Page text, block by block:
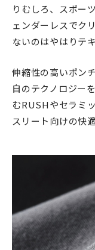
りむしろ、スポー
ェンダーレスでク
ないのはやはりテ
伸縮性の高いポン
自のテクノロジー
むRUSHやセラミ
スリート向けの快